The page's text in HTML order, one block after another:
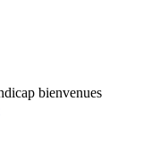
bienvenues